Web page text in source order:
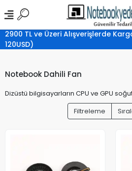
2900 TL ve Üzeri Alışverişlerde
120USD)
Notebook Dahili Fan
Dizüstü bilgisayarların CPU ve GPU
Filtreleme